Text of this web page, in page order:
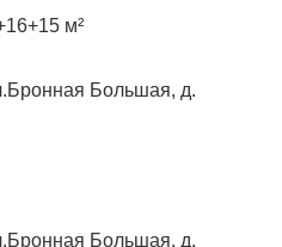
м²
Большая, д.
Большая, д.